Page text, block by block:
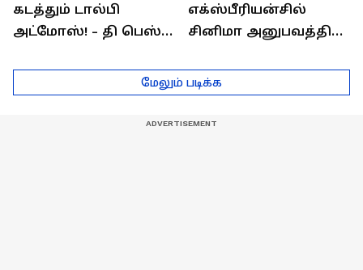
கடத்தும் டால்பி
அட்மோஸ்! - தி பெஸ்ட்
எக்ஸ்பீரியன்ஸ்
எக்ஸ்பீரியன்சில்
சினிமா அனுபவத்தில்
மேலும் படிக்க